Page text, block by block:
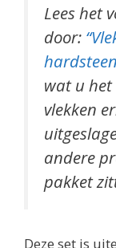
Lees het
door:
wat u het
vlekken
andere
pakket
Deze set is